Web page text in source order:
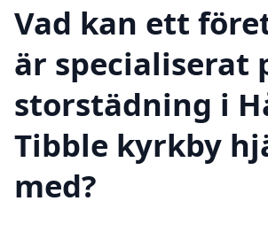
Vad kan ett
är specialiserat
storstädning i
Tibble kyrkby
med?